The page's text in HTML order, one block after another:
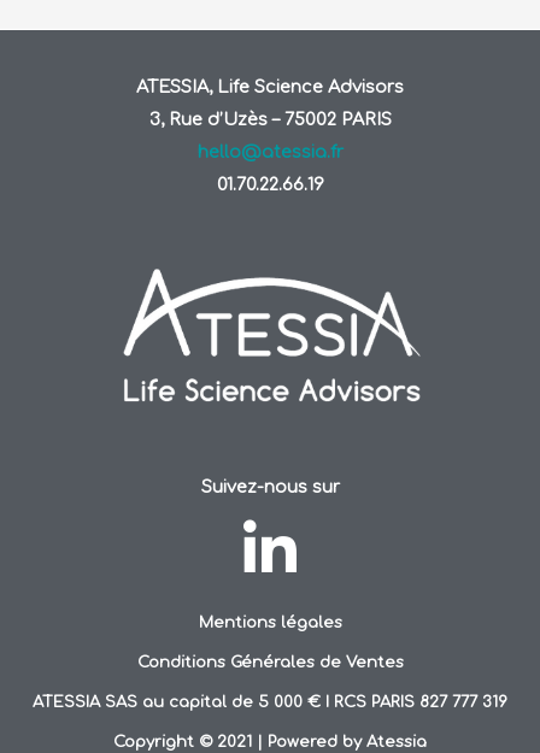
ATESSIA, Life Science Advisors
3, Rue d’Uzès – 75002 PARIS
hello@atessia.fr
01.70.22.66.19
Suivez-nous sur
Mentions légales
Conditions Générales de Ventes
ATESSIA SAS au capital de 5 000 € I RCS PARIS 827 777 319
Copyright © 2021 | Powered by Atessia